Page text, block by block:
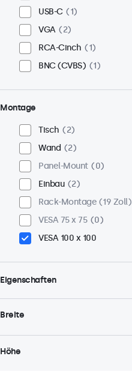
USB-C
1
VGA
2
RCA-Cinch
1
BNC (CVBS)
1
Montage
Tisch
2
Wand
2
Panel-Mount
0
Einbau
2
Rack-Montage (19 Zoll)
VESA 75 x 75
0
VESA 100 x 100
Eigenschaften
4:3 / 5:4
0
Dimmbar
2
Breite
Höhe